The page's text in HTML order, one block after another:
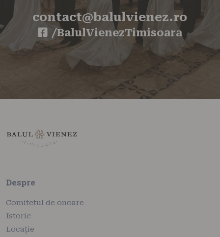
contact@balulvienez.ro
/BalulVienezTimisoara
Despre
Comitetul de onoare
Istoric
Locație